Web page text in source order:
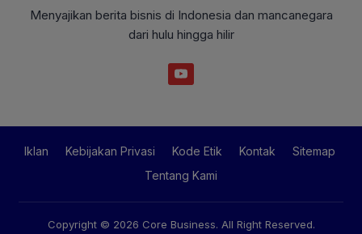
Menyajikan berita bisnis di Indonesia dan mancanegara
dari hulu hingga hilir
Iklan Kebijakan Privasi Kode Etik Kontak
Sitemap
Tentang Kami
Copyright © 2026 Core Business. All Right Reserved.